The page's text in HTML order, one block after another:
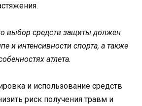
выбор средств защиты должен
и интенсивности спорта, а также
атлета.
и использование средств
риск получения травм и